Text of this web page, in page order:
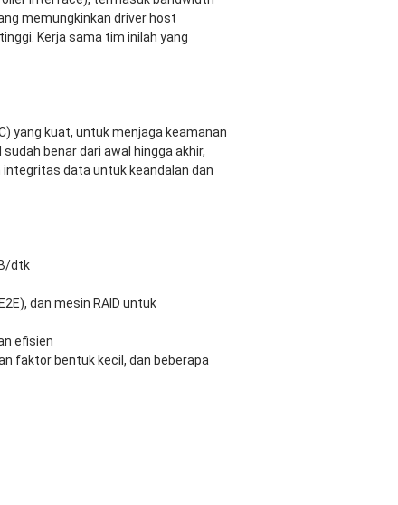
memungkinkan driver host
Kerja sama tim inilah yang
yang kuat, untuk menjaga keamanan
benar dari awal hingga akhir,
data untuk keandalan dan
dtk
dan mesin RAID untuk
efisien
faktor bentuk kecil, dan beberapa